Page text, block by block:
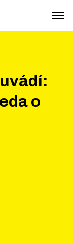
o